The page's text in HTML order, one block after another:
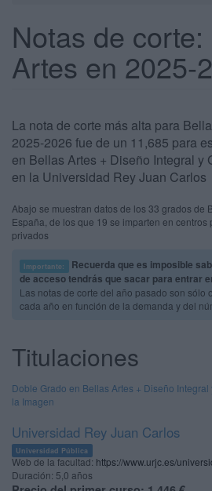
Notas de
Artes en 2025-
La nota de corte más alta para
2025-2026 fue de un 11,685 para
en Bellas Artes + Diseño Integral y
en la Universidad Rey Juan Carlos
Abajo se muestran datos de los 33 grados de
España, de los que 19 se imparten en centros
privados
Importante:
Recuerda que es imposible
de acceso tendrás que sacar para entrar
Las notas de corte del año pasado son sólo
cada año en función de la demanda y del
Titulaciones
Doble Grado en Bellas Artes + Diseño Integral
la Imagen
Universidad Rey Juan Carlos
Universidad Pública
Web de la facultad: https://www.urjc.es/
Duración: 5,0 años